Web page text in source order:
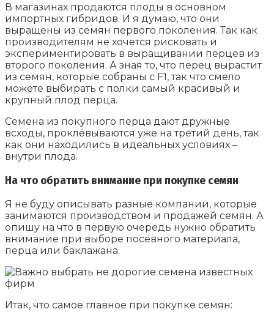
В магазинах продаются плоды в основном
импортных гибридов. И я думаю, что они
выращены из семян первого поколения. Так как
производителям не хочется рисковать и
экспериментировать в выращивании перцев из
второго поколения. А зная то, что перец вырастит
из семян, которые собраны с F1, так что смело
можете выбирать с полки самый красивый и
крупный плод перца.
Семена из покупного перца дают дружные
всходы, проклёвываются уже на третий день, так
как они находились в идеальных условиях –
внутри плода.
На что обратить внимание при покупке семян
Я не буду описывать разные компании, которые
занимаются производством и продажей семян. А
опишу на что в первую очередь нужно обратить
внимание при выборе посевного материала,
перца или баклажана.
Итак, что самое главное при покупке семян: